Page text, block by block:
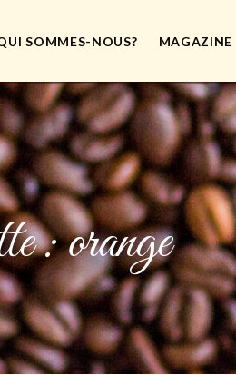
SOMMES-NOUS? MAGAZINE
:orange